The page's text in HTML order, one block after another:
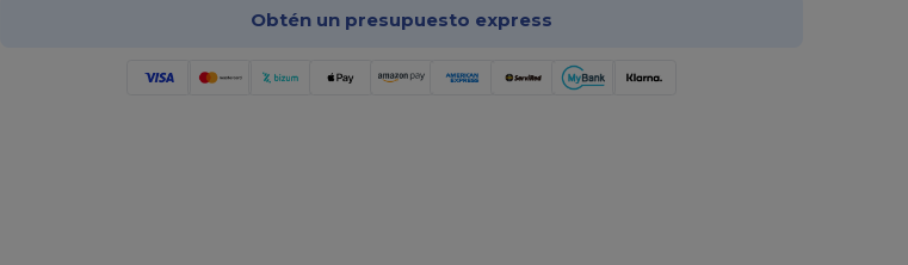
Obtén un presupuesto express